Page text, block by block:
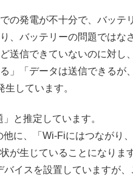
の発電が不十分で、バッテ
、バッテリーの問題ではな
送信できていないのに対し
」「データは送信できるが
しています。
と推定しています。
他に、「Wi-Fiにはつながり
が生じていることになります
イスを設置していますが